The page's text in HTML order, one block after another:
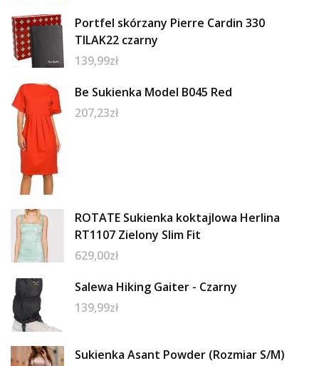
Portfel skórzany Pierre Cardin 330
TILAK22 czarny
139,99zł
Be Sukienka Model B045 Red
207,23zł
ROTATE Sukienka koktajlowa Herlina
RT1107 Zielony Slim Fit
629,00zł
Salewa Hiking Gaiter - Czarny
139,99zł
Sukienka Asant Powder (Rozmiar S/M)